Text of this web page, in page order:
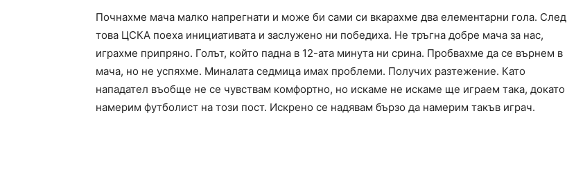
Почнахме мача малко напрегнати и може би сами си вкарахме два елементарни гола. След
това ЦСКА поеха инициативата и заслужено ни победиха. Не тръгна добре мача за нас,
играхме припряно. Голът, който падна в 12-ата минута ни срина. Пробвахме да се върнем в
мача, но не успяхме. Миналата седмица имах проблеми. Получих разтежение. Като
нападател въобще не се чувствам комфортно, но искаме не искаме ще играем така, докато
намерим футболист на този пост. Искрено се надявам бързо да намерим такъв играч.